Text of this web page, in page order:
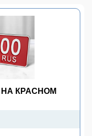
КРАСНОМ